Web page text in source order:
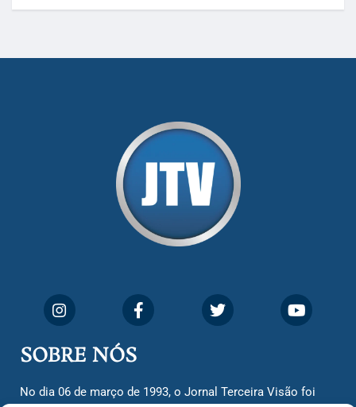
SOBRE NÓS
No dia 06 de março de 1993, o Jornal Terceira Visão foi